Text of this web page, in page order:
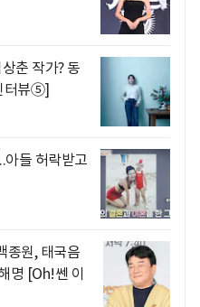
춘 작가? 동
터뷰⑤]
아들 허락받고
종원, 태국음
명 [Oh!쎈 이